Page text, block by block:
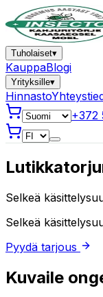
Tuholaiset▾
KauppaBlogi
Yrityksille▾
Hinnasto
+372
Selkeä
Selkeä
Pyydä tarjous
Kuvaile